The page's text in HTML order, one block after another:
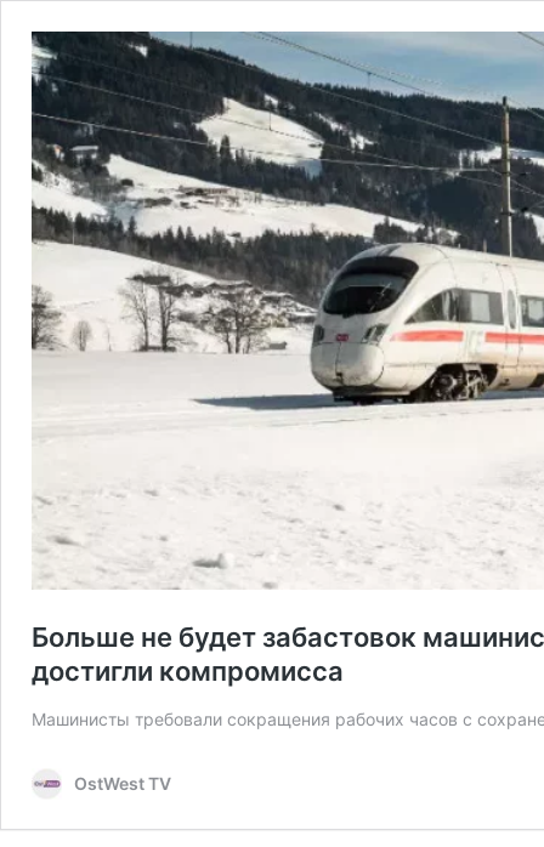
Больше не будет забастовок
достигли компромисса
Машинисты требовали сокращения рабочих часов с
OstWest TV